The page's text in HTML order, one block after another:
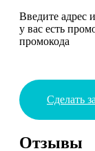
Введите адрес
у вас есть
промокода
Сделать
Отзывы